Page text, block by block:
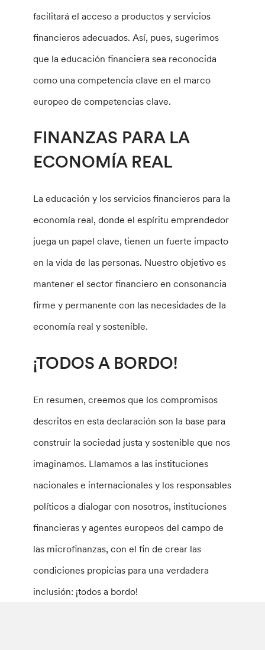
facilitará el acceso a productos y servicios
financieros adecuados. Así, pues, sugerimos
que la educación financiera sea reconocida
como una competencia clave en el marco
europeo de competencias clave.
FINANZAS PARA LA
ECONOMÍA REAL
La educación y los servicios financieros para la
economía real, donde el espíritu emprendedor
juega un papel clave, tienen un fuerte impacto
en la vida de las personas. Nuestro objetivo es
mantener el sector financiero en consonancia
firme y permanente con las necesidades de la
economía real y sostenible.
¡TODOS A BORDO!
En resumen, creemos que los compromisos
descritos en esta declaración son la base para
construir la sociedad justa y sostenible que nos
imaginamos. Llamamos a las instituciones
nacionales e internacionales y los responsables
políticos a dialogar con nosotros, instituciones
financieras y agentes europeos del campo de
las microfinanzas, con el fin de crear las
condiciones propicias para una verdadera
inclusión: ¡todos a bordo!